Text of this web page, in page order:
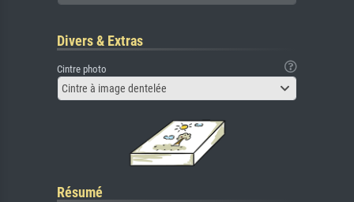
Divers & Extras
Cintre photo
Cintre à image dentelée
Résumé